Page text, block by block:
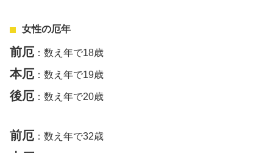
女性の厄年
前厄 ：数え年で18歳
本厄 ：数え年で19歳
後厄 ：数え年で20歳
前厄 ：数え年で32歳